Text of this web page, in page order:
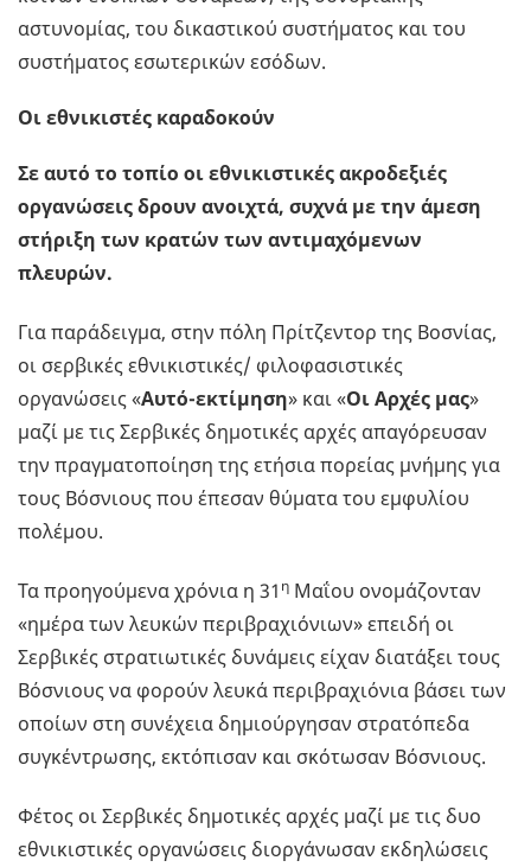
αστυνομίας, του δικαστικού συστήματος και του
συστήματος εσωτερικών εσόδων.
Οι εθνικιστές καραδοκούν
Σε αυτό το τοπίο οι εθνικιστικές ακροδεξιές
οργανώσεις δρουν ανοιχτά, συχνά με την άμεση
στήριξη των κρατών των αντιμαχόμενων
πλευρών.
Για παράδειγμα, στην πόλη Πρίτζεντορ της Βοσνίας,
οι σερβικές εθνικιστικές/ φιλοφασιστικές
οργανώσεις «Αυτό-εκτίμηση» και «Οι Αρχές μας»
μαζί με τις Σερβικές δημοτικές αρχές απαγόρευσαν
την πραγματοποίηση της ετήσια πορείας μνήμης για
τους Βόσνιους που έπεσαν θύματα του εμφυλίου
πολέμου.
Τα προηγούμενα χρόνια η 31 η Μαΐου ονομάζονταν
«ημέρα των λευκών περιβραχιόνιων» επειδή οι
Σερβικές στρατιωτικές δυνάμεις είχαν διατάξει τους
Βόσνιους να φορούν λευκά περιβραχιόνια βάσει των
οποίων στη συνέχεια δημιούργησαν στρατόπεδα
συγκέντρωσης, εκτόπισαν και σκότωσαν Βόσνιους.
Φέτος οι Σερβικές δημοτικές αρχές μαζί με τις δυο
εθνικιστικές οργανώσεις διοργάνωσαν εκδηλώσεις